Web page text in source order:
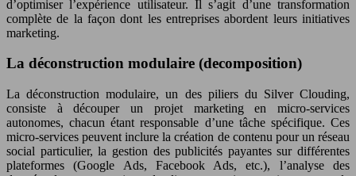
d’optimiser l’expérience utilisateur. Il s’agit d’une transformation
complète de la façon dont les entreprises abordent leurs initiatives
marketing.
La déconstruction modulaire (decomposition)
La déconstruction modulaire, un des piliers du Silver Clouding,
consiste à découper un projet marketing en micro-services
autonomes, chacun étant responsable d’une tâche spécifique. Ces
micro-services peuvent inclure la création de contenu pour un réseau
social particulier, la gestion des publicités payantes sur différentes
plateformes (Google Ads, Facebook Ads, etc.), l’analyse des